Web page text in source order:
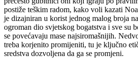
postiže teškim radom, kako voli kazati
je dizajniran u korist jednog malog broja
ogroman dio svjetskog bogatstva i sve su
se povećavaju mase najsiromašnijih.
treba korjenito promijeniti, tu je ključno
sredstva dozvoljena da ga se promjeni.